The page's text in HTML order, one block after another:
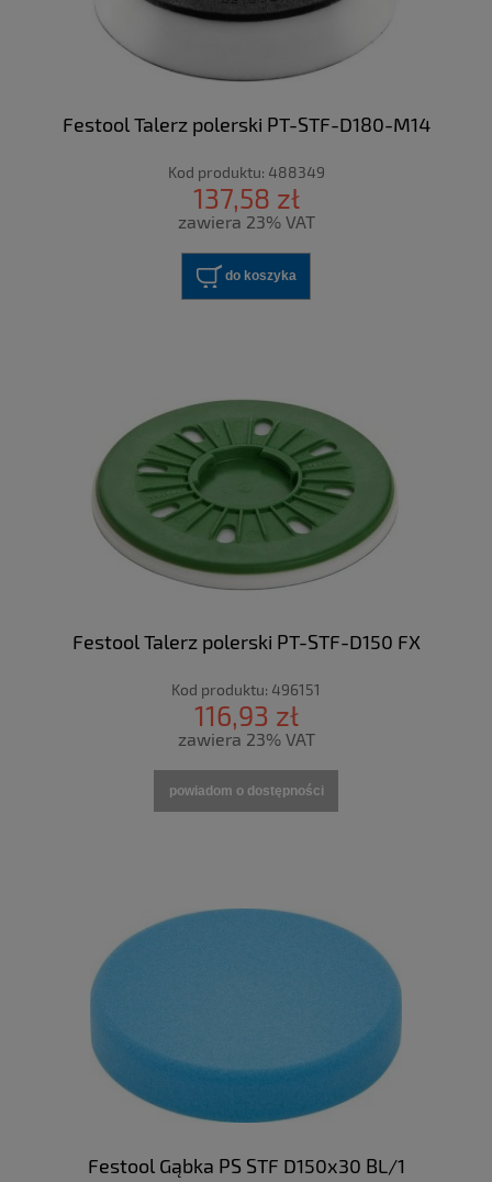
Festool Talerz polerski PT-STF-D180-M14
Kod produktu: 488349
137,58 zł
zawiera 23% VAT
do koszyka
Festool Talerz polerski PT-STF-D150 FX
Kod produktu: 496151
116,93 zł
zawiera 23% VAT
powiadom o dostępności
Festool Gąbka PS STF D150x30 BL/1